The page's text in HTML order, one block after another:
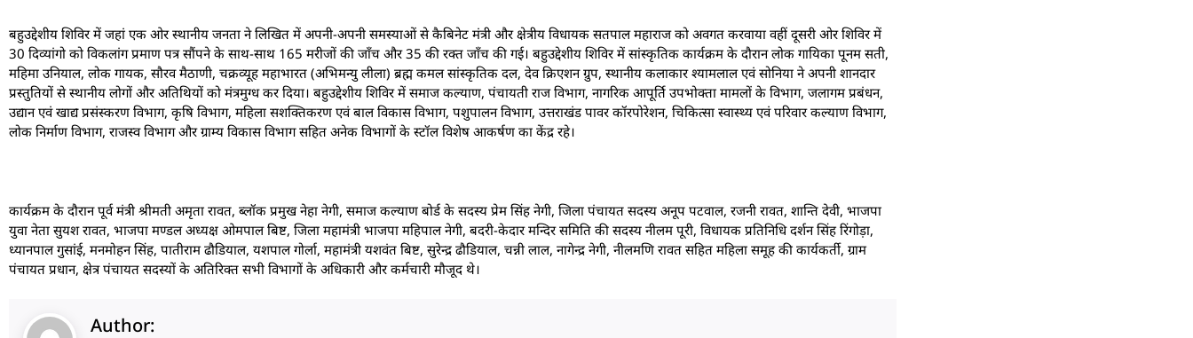
बहुउद्देशीय शिविर में जहां एक ओर स्थानीय जनता ने लिखित में अपनी-अपनी समस्याओं से कैबिनेट मंत्री और क्षेत्रीय विधायक सतपाल महाराज को अवगत करवाया वहीं दूसरी ओर शिविर में
30 दिव्यांगो को विकलांग प्रमाण पत्र सौंपने के साथ-साथ 165 मरीजों की जाँच और 35 की रक्त जाँच की गई। बहुउद्देशीय शिविर में सांस्कृतिक कार्यक्रम के दौरान लोक गायिका पूनम सती,
महिमा उनियाल, लोक गायक, सौरव मैठाणी, चक्रव्यूह महाभारत (अभिमन्यु लीला) ब्रह्म कमल सांस्कृतिक दल, देव क्रिएशन ग्रुप, स्थानीय कलाकार श्यामलाल एवं सोनिया ने अपनी शानदार
प्रस्तुतियों से स्थानीय लोगों और अतिथियों को मंत्रमुग्ध कर दिया। बहुउद्देशीय शिविर में समाज कल्याण, पंचायती राज विभाग, नागरिक आपूर्ति उपभोक्ता मामलों के विभाग, जलागम प्रबंधन,
उद्यान एवं खाद्य प्रसंस्करण विभाग, कृषि विभाग, महिला सशक्तिकरण एवं बाल विकास विभाग, पशुपालन विभाग, उत्तराखंड पावर कॉरपोरेशन, चिकित्सा स्वास्थ्य एवं परिवार कल्याण विभाग,
लोक निर्माण विभाग, राजस्व विभाग और ग्राम्य विकास विभाग सहित अनेक विभागों के स्टॉल विशेष आकर्षण का केंद्र रहे।
कार्यक्रम के दौरान पूर्व मंत्री श्रीमती अमृता रावत, ब्लॉक प्रमुख नेहा नेगी, समाज कल्याण बोर्ड के सदस्य प्रेम सिंह नेगी, जिला पंचायत सदस्य अनूप पटवाल, रजनी रावत, शान्ति देवी, भाजपा
युवा नेता सुयश रावत, भाजपा मण्डल अध्यक्ष ओमपाल बिष्ट, जिला महामंत्री भाजपा महिपाल नेगी, बदरी-केदार मन्दिर समिति की सदस्य नीलम पूरी, विधायक प्रतिनिधि दर्शन सिंह रिंगोड़ा,
ध्यानपाल गुसांई, मनमोहन सिंह, पातीराम ढौडियाल, यशपाल गोर्ला, महामंत्री यशवंत बिष्ट, सुरेन्द्र ढौडियाल, चन्नी लाल, नागेन्द्र नेगी, नीलमणि रावत सहित महिला समूह की कार्यकर्ती, ग्राम
पंचायत प्रधान, क्षेत्र पंचायत सदस्यों के अतिरिक्त सभी विभागों के अधिकारी और कर्मचारी मौजूद थे।
Author: